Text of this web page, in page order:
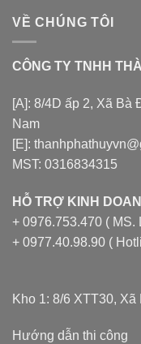
VỀ CHÚNG TÔI
CÔNG TY TNHH
[A]: 8/4D ấp 2, Xã Bà
Nam
[E]:
MST: 0316834315
HỖ TRỢ KINH
+ 0976.753.470 ( MS.
+ 0977.40.98.90 (
Kho 1: 8/6 XTT30,
Hướng dẫn thi công